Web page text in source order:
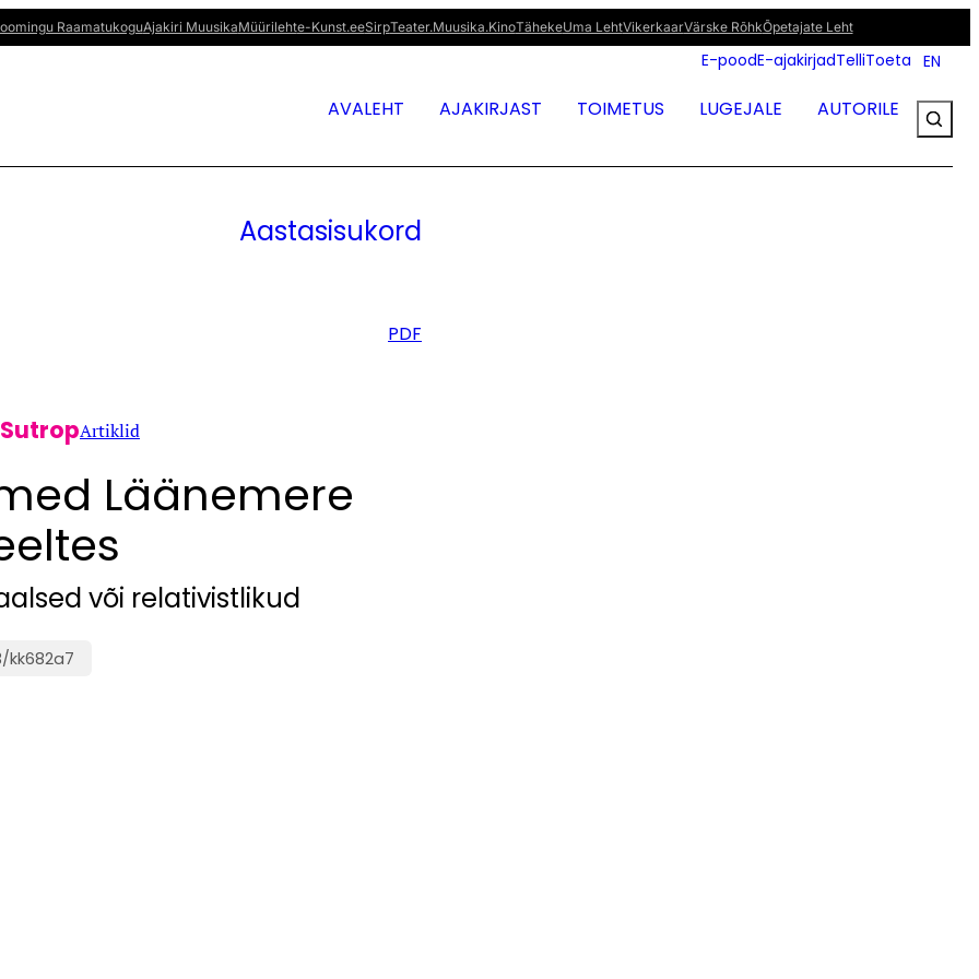
RaamatukoguAjakiri MuusikaMüürilehte-Kunst.eeSirpTeater.Muusika.KinoTähekeUma LehtVikerkaarVärske RõhkÕpetajate Leht
E-poodE-ajakirjadTelliToeta EN
AVALEHT AJAKIRJAST TOIMETUS LUGEJALE AUTORILE
Aastasisukord
PDF
Artiklid
Läänemere
või relativistlikud
kk682a7